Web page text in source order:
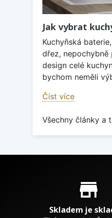
Jak vybrat
Kuchyňská
dřez, nepochybně
design celé
bychom neměli
Číst více
Všechny články a
Proč nakupovat
store_mall_directory
Skladem je